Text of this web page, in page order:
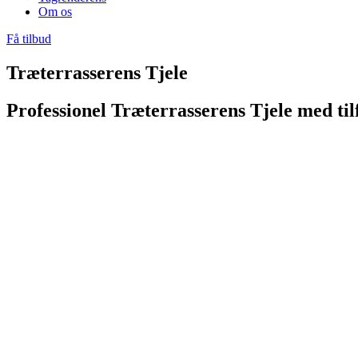
Om os
Få tilbud
Træterrasserens Tjele
Professionel Træterrasserens Tjele med